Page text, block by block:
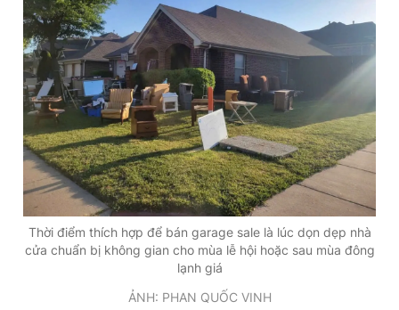
Thời điểm thích hợp để bán garage sale là lúc dọn dẹp nhà
cửa chuẩn bị không gian cho mùa lễ hội hoặc sau mùa đông
lạnh giá
ẢNH: PHAN QUỐC VINH